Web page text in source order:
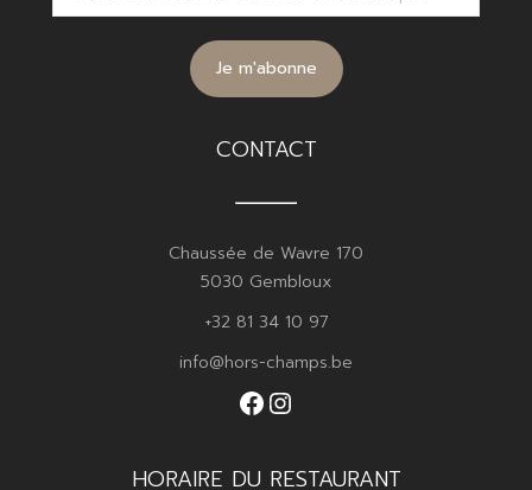
CONTACT
Chaussée de Wavre 170
5030 Gembloux
+32 81 34 10 97
info@hors-champs.be
Facebook
HORAIRE DU RESTAURANT